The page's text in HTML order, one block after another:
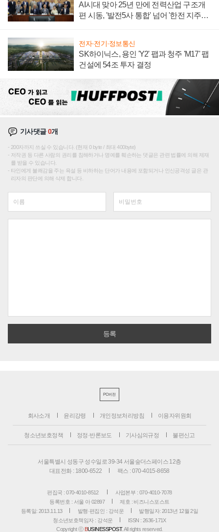
AI시대 맞아 25년 만에 전력산업 구조개
편 시동, '발전5사 통합' 넘어 '한전 지주사'
전자·전기·정보통신
SK하이닉스, 용인 'Y2' 팹과 청주 'M17' 팹
건설에 54조 투자 결정
기사댓글0개
200자까지 쓰실 수 있습니다. (현재 0 byte / 최대 400byte)
저작권 등 다른 사람의 권리를 침해하거나 명예를 훼손하는 댓글은 관련 법률에 의해 제재
를 받을 수 있습니다.
타인에게 불쾌감을 주는 욕설 등 비하하는 단어가 내용에 포함되거나 인신공격성 글은 관
리자의 판단에 의해 삭제 합니다.
PC버전
회사소개 윤리강령 개인정보처리방침 이용자위원회
청소년보호정책 정정·반론보도 기사심의규정 불편신고
서울특별시 성동구 성수일로 39-34 서울숲더스페이스 12층
대표전화 : 1800-6522
팩스 : 070-4015-8658
편집국 : 070-4010-8512
사업본부 : 070-4010-7078
등록번호 : 서울 아 02897
제호 : 비즈니스포스트
등록일: 2013.11.13
발행·편집인 : 강석운
발행일자: 2013년 12월 2일
청소년보호책임자 : 강석운
ISSN : 2636-171X
Copyright ⓒ BUSINESSPOST. All rights reserved.